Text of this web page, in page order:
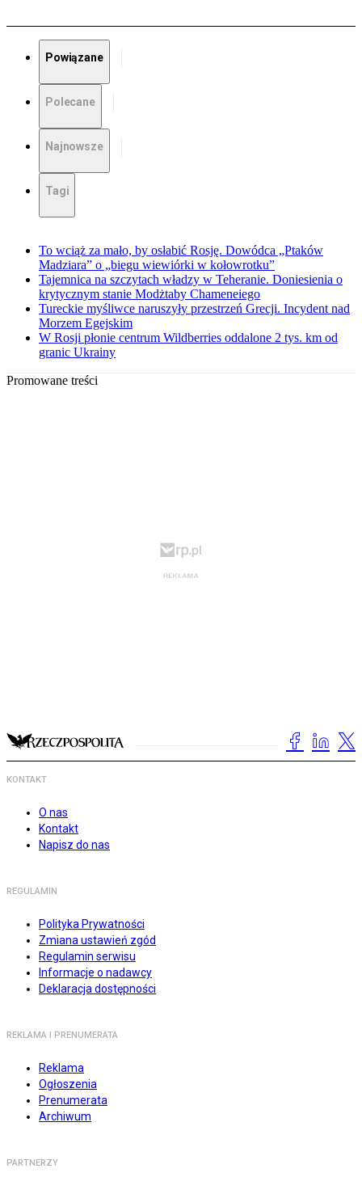
Powiązane
Polecane
Najnowsze
Tagi
To wciąż za mało, by osłabić Rosję. Dowódca „Ptaków
Madziara” o „biegu wiewiórki w kołowrotku”
Tajemnica na szczytach władzy w Teheranie. Doniesienia o
krytycznym stanie Modżtaby Chameneiego
Tureckie myśliwce naruszyły przestrzeń Grecji. Incydent nad
Morzem Egejskim
W Rosji płonie centrum Wildberries oddalone 2 tys. km od
granic Ukrainy
Promowane treści
KONTAKT
O nas
Kontakt
Napisz do nas
REGULAMIN
Polityka Prywatności
Zmiana ustawień zgód
Regulamin serwisu
Informacje o nadawcy
Deklaracja dostępności
REKLAMA I PRENUMERATA
Reklama
Ogłoszenia
Prenumerata
Archiwum
PARTNERZY